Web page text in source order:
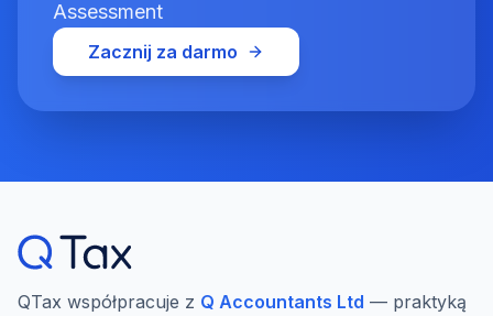
Assessment
Zacznij za darmo
QTax współpracuje z Q Accountants Ltd — praktyką